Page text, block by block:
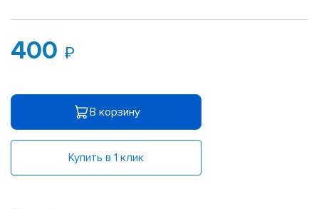
400
В корзину
Купить в 1 клик